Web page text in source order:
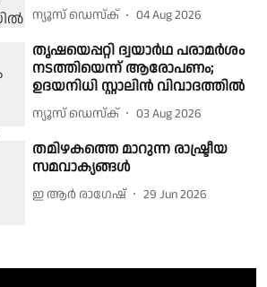
ന്യൂസ് ഡെസ്ക് 04 Aug 2026
തൃഷയെപ്പറ്റി ദ്വയാർഥ പരാമർശം
നടത്തിയെന്ന് ആരോപണം;
ഉദയനിധി സ്റ്റാലിൻ വിവാദത്തിൽ
ന്യൂസ് ഡെസ്ക് 03 Aug 2026
തമിഴകത്തെ മാറുന്ന രാഷ്ട്രീയ
സമവാക്യങ്ങൾ
ഇ ആർ രാഗേഷ് 29 Jun 2026